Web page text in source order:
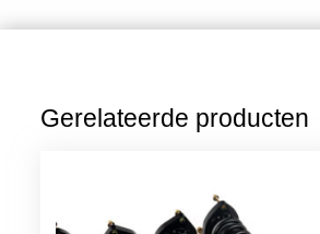
Gerelateerde producten